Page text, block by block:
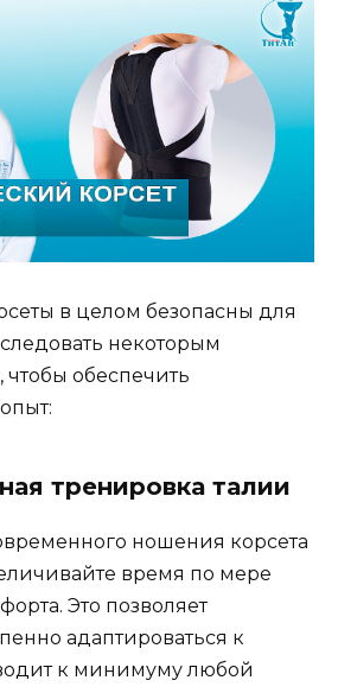
в целом безопасны для
некоторым
обеспечить
тренировка талии
ношения корсета
время по мере
Это позволяет
адаптироваться к
к минимуму любой